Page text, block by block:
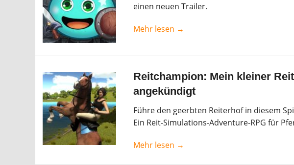
einen neuen Trailer.
Mehr lesen →
Reitchampion: Mein kleiner
angekündigt
Führe den geerbten Reiterhof in diesem
Ein Reit-Simulations-Adventure-RPG für
Mehr lesen →